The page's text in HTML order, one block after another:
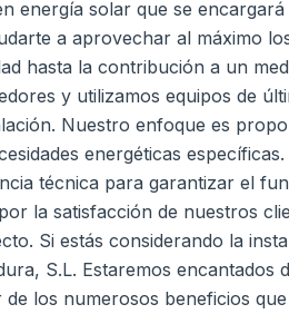
energía solar que se
a aprovechar al máximo
hasta la contribución a un
y utilizamos equipos de
Nuestro enfoque es
energéticas específicas.
técnica para garantizar el
la satisfacción de nuestros
Si estás considerando la
S.L. Estaremos encantados
los numerosos beneficios